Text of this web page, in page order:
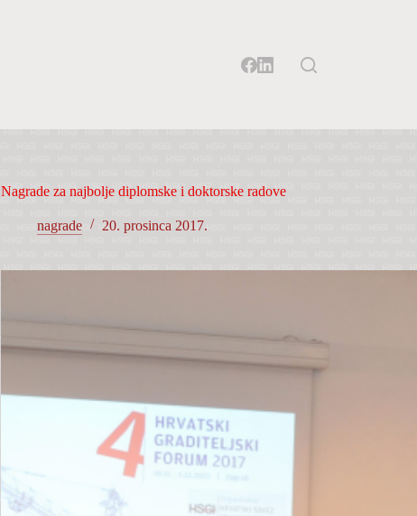
Nagrade za najbolje diplomske i doktorske radove
nagrade 20. prosinca 2017.